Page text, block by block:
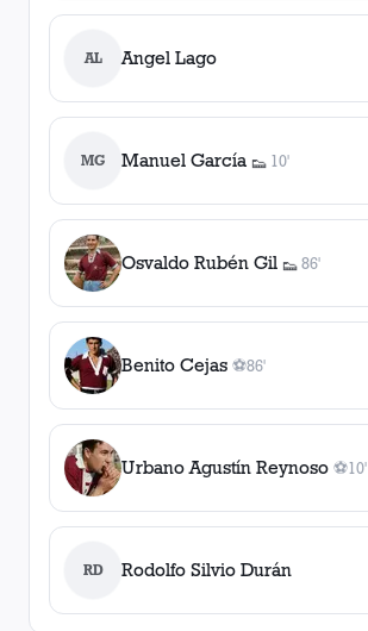
AL Angel Lago
MG Manuel García 👟
1asistencia
10'
Osvaldo Rubén Gil 👟
1asistencia
86'
Benito Cejas ⚽
1gol
86'
Urbano Agustín Reynoso ⚽
1gol
10'
RD Rodolfo Silvio Durán